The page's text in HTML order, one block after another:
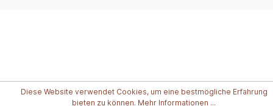
Diese Website verwendet Cookies, um eine bestmögliche Erfahrung
bieten zu können. Mehr Informationen ...